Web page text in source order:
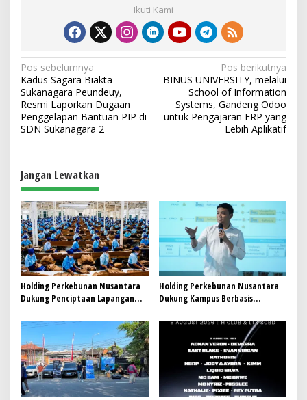
Ikuti Kami
N
a
v
i
a
s
i
p
o
s
Pos sebelumnya
Kadus Sagara Biakta
Sukanagara Peundeuy,
Resmi Laporkan Dugaan
Penggelapan Bantuan PIP di
SDN Sukanagara 2
Pos berikutnya
BINUS UNIVERSITY, melalui
School of Information
Systems, Gandeng Odoo
untuk Pengajaran ERP yang
Lebih Aplikatif
Jangan Lewatkan
Holding Perkebunan Nusantara
Dukung Penciptaan Lapangan
Pekerja di Pabrik Tembakau
Holding Perkebunan Nusantara
Dukung Kampus Berbasis
Jadi Mahasiswa Angkatan
Pertama Magister ITSI